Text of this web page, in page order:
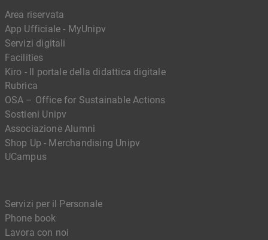
Area riservata
App Ufficiale - MyUnipv
Servizi digitali
Facilities
Kiro - Il portale della didattica digitale
Rubrica
OSA – Office for Sustainable Actions
Sostieni Unipv
Associazione Alumni
Shop Up - Merchandising Unipv
UCampus
Servizi per il Personale
Phone book
Lavora con noi